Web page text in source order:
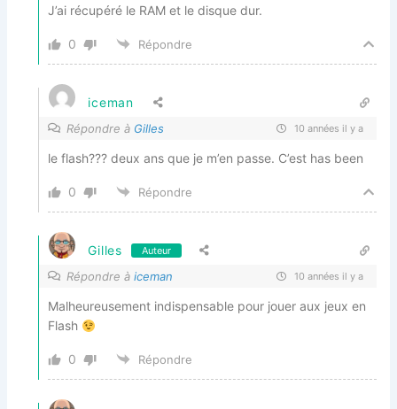
J’ai récupéré le RAM et le disque dur.
0 Répondre
iceman
Répondre à Gilles 10 années il y a
le flash??? deux ans que je m’en passe. C’est has been
0 Répondre
Gilles Auteur
Répondre àiceman 10 années il y a
Malheureusement indispensable pour jouer aux jeux en
Flash
0 Répondre